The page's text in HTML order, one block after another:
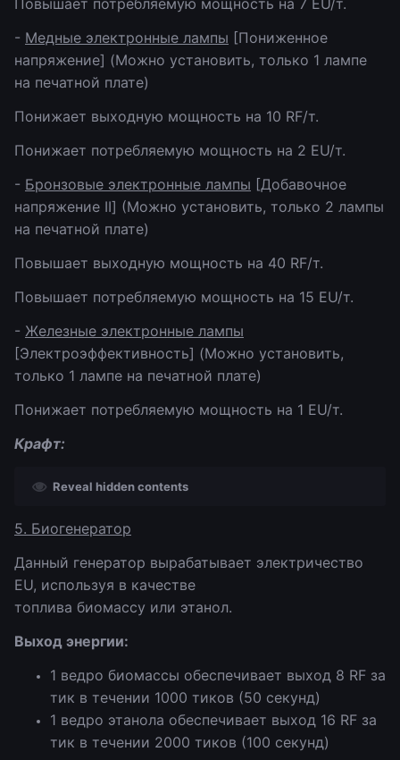
Повышает потребляемую мощность на 7 EU/т.
- Медные электронные лампы [Пониженное
напряжение] (Можно установить, только 1 лампe
на печатной плате)
Понижает выходную мощность на 10 RF/т.
Понижает потребляемую мощность на 2 EU/т.
- Бронзовые электронные лампы [Добавочное
напряжение II] (Можно установить, только 2 лампы
на печатной плате)
Повышает выходную мощность на 40 RF/т.
Повышает потребляемую мощность на 15 EU/т.
- Железные электронные лампы
[Электроэффективность] (Можно установить,
только 1 лампe на печатной плате)
Понижает потребляемую мощность на 1 EU/т.
Крафт:
Reveal hidden contents
5. Биогенератор
Данный генератор вырабатывает электричество
EU, используя в качестве
топлива биомассу или этанол.
Выход энергии:
1 ведро биомассы обеспечивает выход 8 RF за
тик в течении 1000 тиков (50 секунд)
1 ведро этанола обеспечивает выход 16 RF за
тик в течении 2000 тиков (100 секунд)